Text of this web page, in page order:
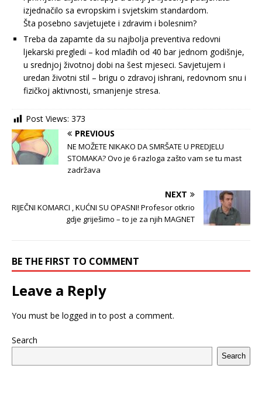
izjednačilo sa evropskim i svjetskim standardom.
Šta posebno savjetujete i zdravim i bolesnim?
Treba da zapamte da su najbolja preventiva redovni
ljekarski pregledi – kod mlađih od 40 bar jednom godišnje,
u srednjoj životnoj dobi na šest mjeseci. Savjetujem i
uredan životni stil – brigu o zdravoj ishrani, redovnom snu i
fizičkoj aktivnosti, smanjenje stresa.
Post Views: 373
PREVIOUS
NE MOŽETE NIKAKO DA SMRŠATE U PREDJELU
STOMAKA? Ovo je 6 razloga zašto vam se tu mast
zadržava
NEXT
RIJEČNI KOMARCI , KUĆNI SU OPASNI! Profesor otkrio
gdje griješimo – to je za njih MAGNET
BE THE FIRST TO COMMENT
Leave a Reply
You must be logged in to post a comment.
Search
Search